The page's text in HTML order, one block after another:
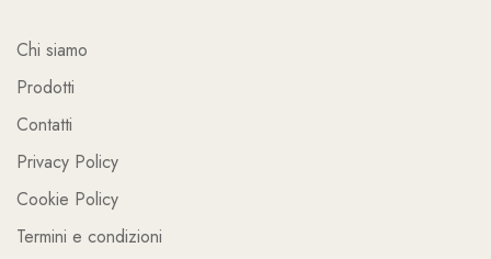
Chi siamo
Prodotti
Contatti
Privacy Policy
Cookie Policy
Termini e condizioni